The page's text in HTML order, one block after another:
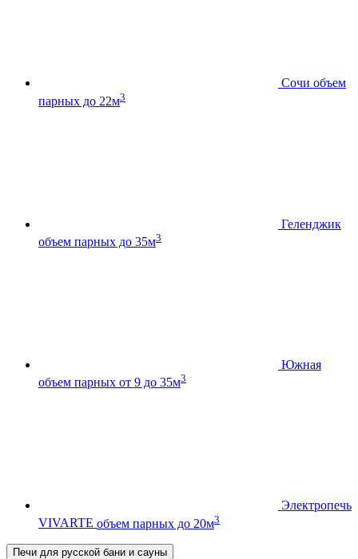
Сочи объем
парных до 22м3
Геленджик
объем парных до 35м3
Южная
объем парных от 9 до 35м3
Электропечь
VIVARTE объем парных до 20м3
Печи для русской бани и сауны